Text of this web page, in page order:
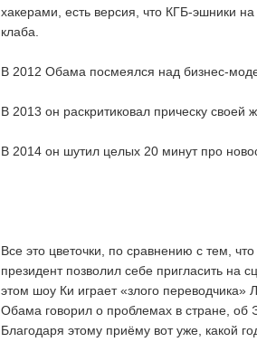
хакерами, есть версия, что КГБ-эшники
клаба.
В 2012 Обама посмеялся над бизнес-
В 2013 он раскритиковал прическу своей
В 2014 он шутил целых 20 минут про
Все это цветочки, по сравнению с тем,
президент позволил себе пригласить на
этом шоу Ки играет «злого переводчика»
Обама говорил о проблемах в стране, об
Благодаря этому приёму вот уже, какой